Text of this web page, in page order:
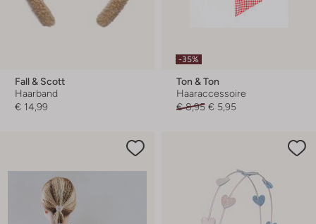
Fall & Scott
Haarband
€ 14,99
-35%
Ton & Ton
Haaraccessoire
€ 8,95 € 5,95